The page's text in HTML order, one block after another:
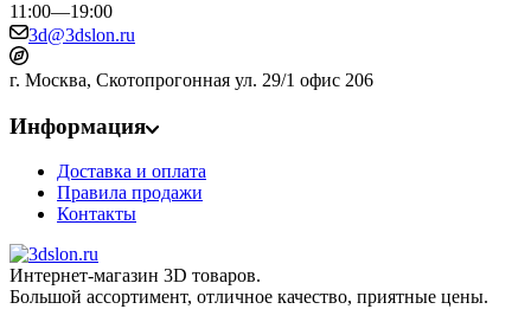
11:00—19:00
3d@3dslon.ru
г. Москва, Скотопрогонная ул. 29/1 офис 206
Информация
Доставка и оплата
Правила продажи
Контакты
Интернет-магазин 3D товаров.
Большой ассортимент, отличное качество, приятные цены.